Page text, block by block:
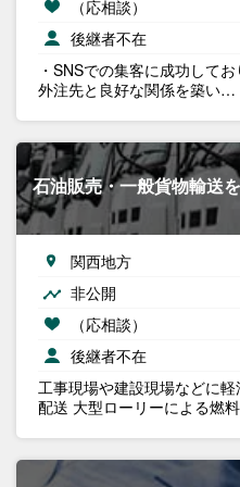
（応相談）
後継者不在
・SNSでの集客に成功して
外注先と良好な関係を築い…
石油販売・一般貨物輸送
関西地方
非公開
（応相談）
後継者不在
工事現場や建設現場などに
配送 大型ローリーによる燃